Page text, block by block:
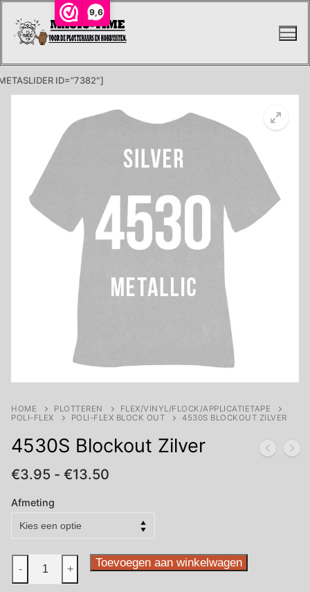
9,6
naar
ID=”7382″]
HOME PLOTTEREN
FLEX/VINYL/FLOCK/APPLICATIETAPE
POLI-FLEX
POLI-FLEX BLOCK OUT 4530S BLOCKOUT ZILVER
4530S Blockout Zilver
€3.95 - €13.50
Afmeting
4530S
- + Toevoegen aan winkelwagen